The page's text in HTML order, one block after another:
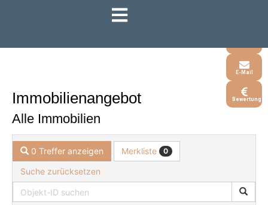
E-Mail
Bewertung
Immobilien­angebot
Alle Immobilien
0 Treffer anzeigen Merkliste 0
Suche zurücksetzen